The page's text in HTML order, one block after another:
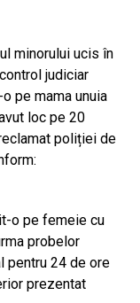
minorului ucis în
judiciar
pe mama unuia
loc pe 20
poliției de
o pe femeie cu
probelor
pentru 24 de ore
prezentat